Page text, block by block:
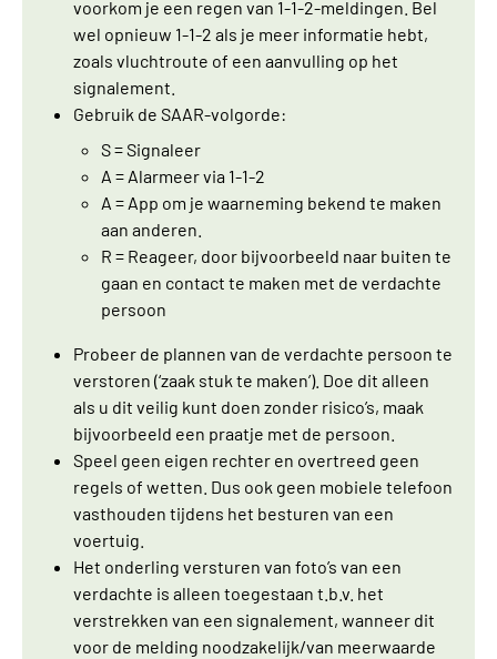
voorkom je een regen van 1-1-2-meldingen. Bel
wel opnieuw 1-1-2 als je meer informatie hebt,
zoals vluchtroute of een aanvulling op het
signalement.
Gebruik de SAAR-volgorde:
S = Signaleer
A = Alarmeer via 1-1-2
A = App om je waarneming bekend te maken
aan anderen.
R = Reageer, door bijvoorbeeld naar buiten te
gaan en contact te maken met de verdachte
persoon
Probeer de plannen van de verdachte persoon te
verstoren (‘zaak stuk te maken’). Doe dit alleen
als u dit veilig kunt doen zonder risico’s, maak
bijvoorbeeld een praatje met de persoon.
Speel geen eigen rechter en overtreed geen
regels of wetten. Dus ook geen mobiele telefoon
vasthouden tijdens het besturen van een
voertuig.
Het onderling versturen van foto’s van een
verdachte is alleen toegestaan t.b.v. het
verstrekken van een signalement, wanneer dit
voor de melding noodzakelijk/van meerwaarde